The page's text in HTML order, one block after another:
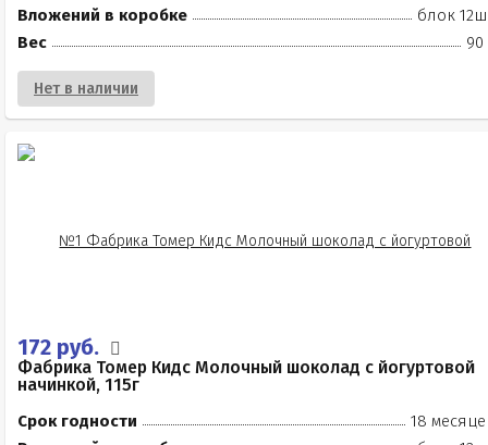
Вложений в коробке
блок
Вес
90
Нет в наличии
172 руб.
Фабрика Томер Кидс Молочный шоколад с йогуртовой
начинкой, 115г
Срок годности
18